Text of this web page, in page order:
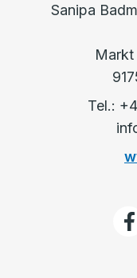
Sanipa
Markt
Tel.: